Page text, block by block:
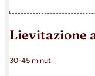
lievitazione
30-45 minuti